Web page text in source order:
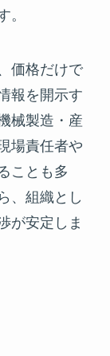
。
価格だけで
報を開示す
械製造・産
場責任者や
ことも多
、組織とし
が安定しま